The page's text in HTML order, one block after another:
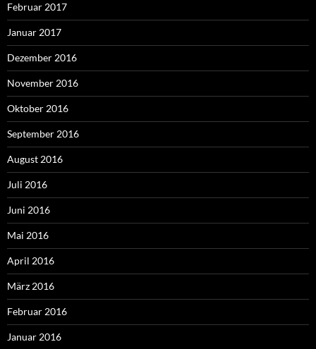
Februar 2017
Januar 2017
Dezember 2016
November 2016
Oktober 2016
September 2016
August 2016
Juli 2016
Juni 2016
Mai 2016
April 2016
März 2016
Februar 2016
Januar 2016